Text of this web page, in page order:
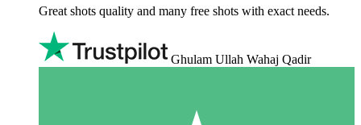
Great shots quality and many free shots with exact needs.
Ghulam Ullah Wahaj Qadir